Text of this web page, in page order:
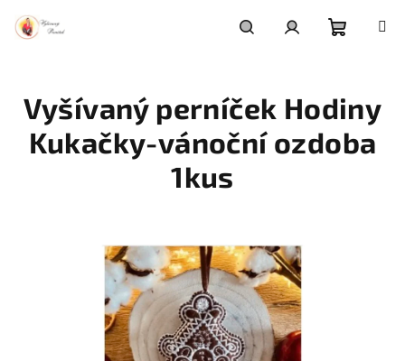
obsah
košík
Vyšívaný perníček Hodiny
Kukačky-vánoční ozdoba
1kus